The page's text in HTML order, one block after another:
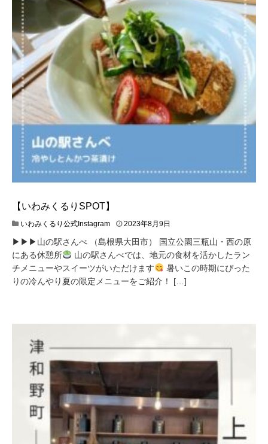
【いわみくるりSPOT】
いわみくるり公式Instagram 2023年8月9日
▶︎▶︎▶︎山の駅さんべ （島根県大田市） 国立公園三瓶山・西の原
にある休憩所
山の駅さんべでは、地元の食材を活かしたラン
チメニューやスイーツがいただけます
暑いこの時期にぴった
りの冷んやり夏の限定メニューをご紹介！ […]